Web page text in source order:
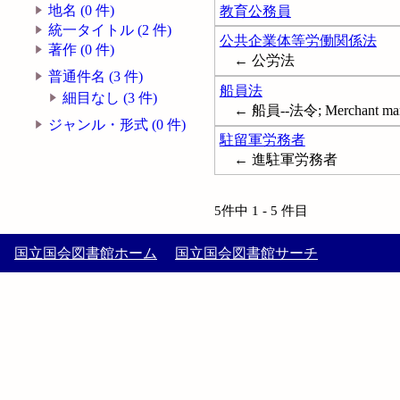
地名 (0 件)
統一タイトル (2 件)
著作 (0 件)
普通件名 (3 件)
細目なし (3 件)
ジャンル・形式 (0 件)
教育公務員
公共企業体等労働関係法
← 公労法
船員法
← 船員--法令; Merchant
駐留軍労務者
← 進駐軍労務者
5件中 1 - 5 件目
国立国会図書館ホーム 国立国会図書館サーチ